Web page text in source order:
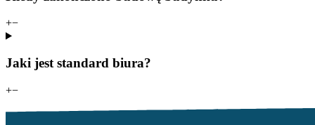
+−
Jaki jest standard biura?
+−